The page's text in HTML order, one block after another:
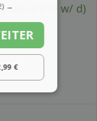
(m/ w/ d)
→
€